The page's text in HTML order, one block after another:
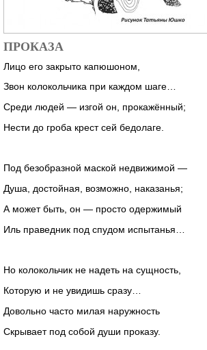
ПРОКАЗА
Лицо его закрыто капюшоном,
Звон колокольчика при каждом шаге…
Среди людей — изгой он, прокажённый;
Нести до гроба крест сей бедолаге.
Под безобразной маской недвижимой —
Душа, достойная, возможно, наказанья;
А может быть, он — просто одержимый
Иль праведник под спудом испытанья…
Но колокольчик не надеть на сущность,
Которую и не увидишь сразу…
Довольно часто милая наружность
Скрывает под собой души проказу.